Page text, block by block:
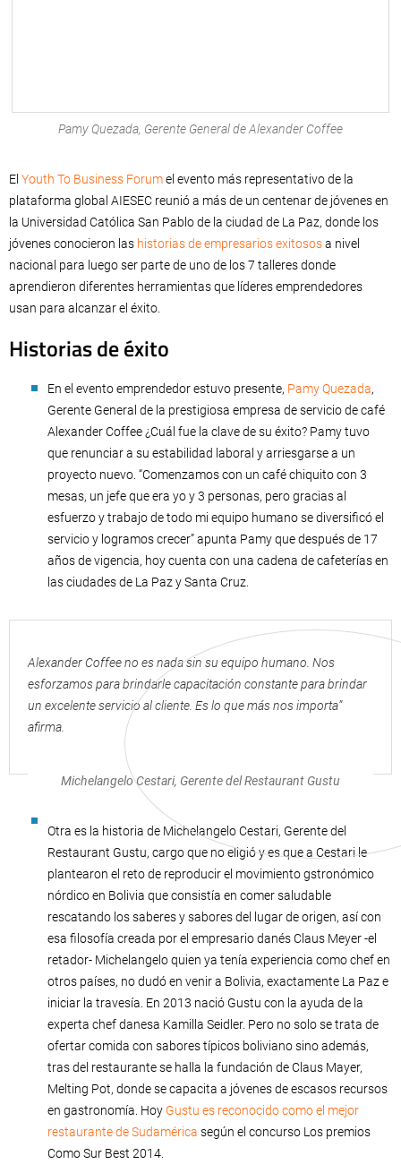
Pamy Quezada, Gerente General de Alexander Coffee
El Youth To Business Forumel evento más representativo de la
plataforma global AIESEC reunió a más de un centenar de jóvenes en
la Universidad Católica San Pablo de la ciudad de La Paz, donde los
jóvenes conocieron las historias de empresarios exitososa nivel
nacional para luego ser parte de uno de los 7 talleres donde
aprendieron diferentes herramientas que líderes emprendedores
usan para alcanzar el éxito.
Historias de éxito
En el evento emprendedor estuvo presente, Pamy Quezada,
Gerente General de la prestigiosa empresa de servicio de café
Alexander Coffee ¿Cuál fue la clave de su éxito? Pamy tuvo
que renunciar a su estabilidad laboral y arriesgarse a un
proyecto nuevo. “Comenzamos con un café chiquito con 3
mesas, un jefe que era yo y 3 personas, pero gracias al
esfuerzo y trabajo de todo mi equipo humano se diversificó el
servicio y logramos crecer” apunta Pamy que después de 17
años de vigencia, hoy cuenta con una cadena de cafeterías en
las ciudades de La Paz y Santa Cruz.
Alexander Coffee no es nada sin su equipo humano. Nos
esforzamos para brindarle capacitación constante para brindar
un excelente servicio al cliente. Es lo que más nos importa”
afirma.
Michelangelo Cestari, Gerente del Restaurant Gustu
Otra es la historia de Michelangelo Cestari, Gerente del
Restaurant Gustu, cargo que no eligió y es que a Cestari le
plantearon el reto de reproducir el movimiento gstronómico
nórdico en Bolivia que consistía en comer saludable
rescatando los saberes y sabores del lugar de origen, así con
esa filosofía creada por el empresario danés Claus Meyer -el
retador- Michelangelo quien ya tenía experiencia como chef en
otros países, no dudó en venir a Bolivia, exactamente La Paz e
iniciar la travesía. En 2013 nació Gustu con la ayuda de la
experta chef danesa Kamilla Seidler. Pero no solo se trata de
ofertar comida con sabores típicos boliviano sino además,
tras del restaurante se halla la fundación de Claus Mayer,
Melting Pot, donde se capacita a jóvenes de escasos recursos
en gastronomía. Hoy Gustu es reconocido como el mejor
restaurante de Sudamérica según el concurso Los premios
Como Sur Best 2014.